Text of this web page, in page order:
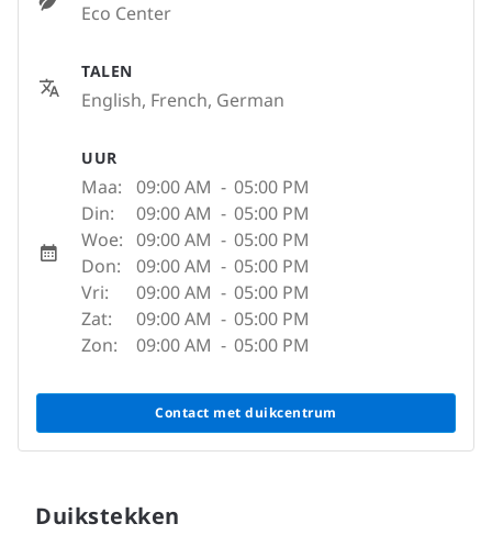
Eco Center
TALEN
English, French, German
UUR
Maa: 09:00 AM - 05:00 PM
Din:
09:00 AM - 05:00 PM
Woe: 09:00 AM - 05:00 PM
Don:
09:00 AM - 05:00 PM
Vri:
09:00 AM - 05:00 PM
Zat:
09:00 AM - 05:00 PM
Zon:
09:00 AM - 05:00 PM
Contact met duikcentrum
Duikstekken